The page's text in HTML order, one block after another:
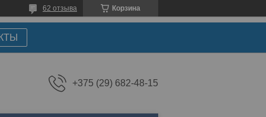
Корзина
62 отзыва
+375 (29) 682-48-15